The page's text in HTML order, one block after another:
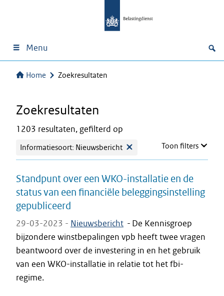
Menu
Home Zoekresultaten
Zoekresultaten
1203 resultaten, gefilterd op
Informatiesoort: Nieuwsbericht Toon filters
Standpunt over een WKO-installatie en de
status van een financiële beleggingsinstelling
gepubliceerd
29-03-2023 - Nieuwsbericht - De Kennisgroep
bijzondere winstbepalingen vpb heeft twee vragen
beantwoord over de investering in en het gebruik
van een WKO-installatie in relatie tot het fbi-
regime.